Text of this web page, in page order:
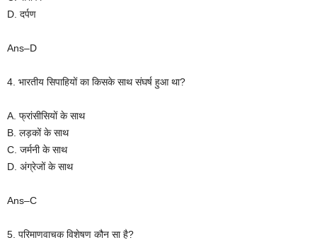
D. दर्पण
Ans–D
4. भारतीय सिपाहियों का किसके साथ संघर्ष हुआ था?
A. फ्रांसीसियों के साथ
B. लड़कों के साथ
C. जर्मनी के साथ
D. अंग्रेजों के साथ
Ans–C
5. परिमाणवाचक विशेषण कौन सा है?